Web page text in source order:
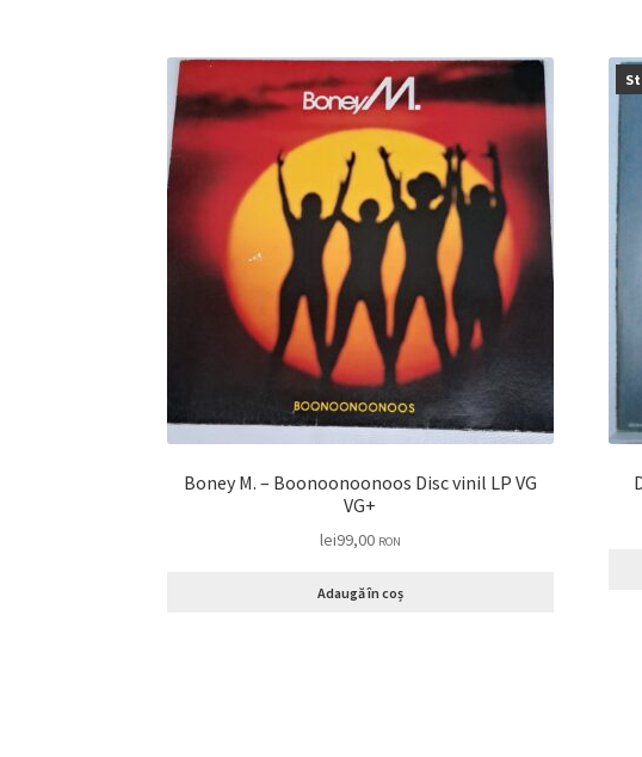
Boney M. – Boonoonoonoos Disc vinil LP VG
VG+
lei99,00 RON
Adaugă în coș